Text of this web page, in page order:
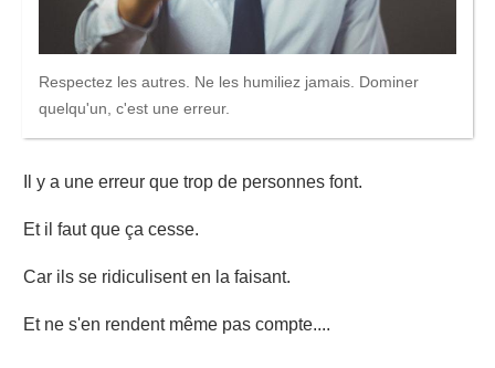
Respectez les autres. Ne les humiliez jamais. Dominer
quelqu'un, c'est une erreur.
Il y a une erreur que trop de personnes font.
Et il faut que ça cesse.
Car ils se ridiculisent en la faisant.
Et ne s'en rendent même pas compte....